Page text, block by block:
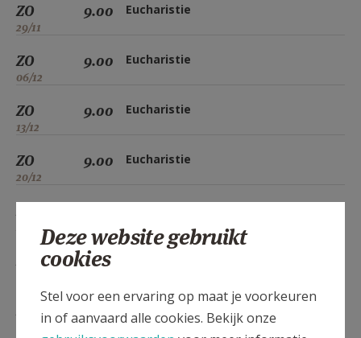
ZO
29/11
9.00 Eucharistie
ZO
06/12
9.00 Eucharistie
ZO
13/12
9.00 Eucharistie
ZO
20/12
9.00 Eucharistie
9.00
10/01
Eucharistie
Deze website gebruikt
cookies
Stel voor een ervaring op maat je voorkeuren
in of aanvaard alle cookies. Bekijk onze